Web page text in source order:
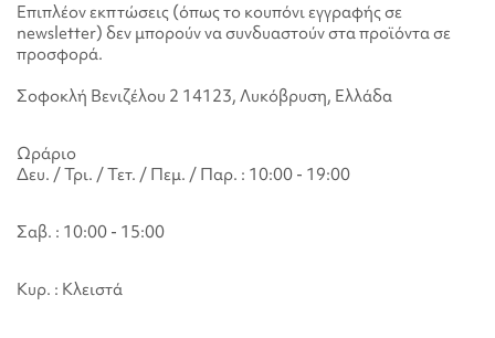
Επιπλέον εκπτώσεις (όπως το κουπόνι εγγραφής σε
newsletter) δεν μπορούν να συνδυαστούν στα προϊόντα σε
προσφορά.
Σοφοκλή Βενιζέλου 2 14123, Λυκόβρυση, Ελλάδα
Ωράριο
Δευ. / Τρι. / Τετ. / Πεμ. / Παρ. : 10:00 - 19:00
Σαβ. : 10:00 - 15:00
Κυρ. : Κλειστά